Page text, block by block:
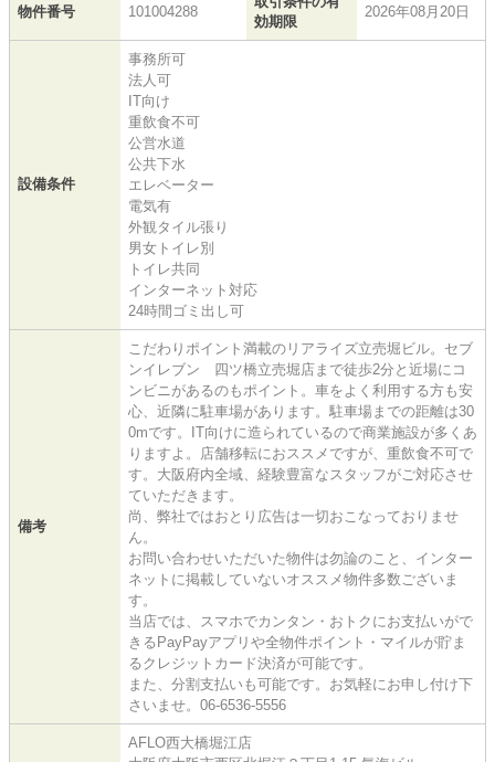
物件番号 101004288
効期限
2026年08月20日
設備条件
事務所可
法人可
IT向け
重飲食不可
公営水道
公共下水
エレベーター
電気有
外観タイル張り
男女トイレ別
トイレ共同
インターネット対応
24時間ゴミ出し可
備考
こだわりポイント満載のリアライズ立売堀ビル。セブ
ンイレブン 四ツ橋立売堀店まで徒歩2分と近場にコ
ンビニがあるのもポイント。車をよく利用する方も安
心、近隣に駐車場があります。駐車場までの距離は30
0mです。IT向けに造られているので商業施設が多くあ
りますよ。店舗移転におススメですが、重飲食不可で
す。大阪府内全域、経験豊富なスタッフがご対応させ
ていただきます。
尚、弊社ではおとり広告は一切おこなっておりませ
ん。
お問い合わせいただいた物件は勿論のこと、インター
ネットに掲載していないオススメ物件多数ございま
す。
当店では、スマホでカンタン・おトクにお支払いがで
きるPayPayアプリや全物件ポイント・マイルが貯ま
るクレジットカード決済が可能です。
また、分割支払いも可能です。お気軽にお申し付け下
さいませ。06-6536-5556
AFLO西大橋堀江店